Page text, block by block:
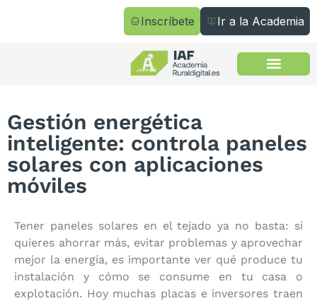
Inscríbete Ir a la Academia
Gestión energética
inteligente: controla paneles
solares con aplicaciones
móviles
Tener paneles solares en el tejado ya no basta: si
quieres ahorrar más, evitar problemas y aprovechar
mejor la energía, es importante ver qué produce tu
instalación y cómo se consume en tu casa o
explotación. Hoy muchas placas e inversores traen